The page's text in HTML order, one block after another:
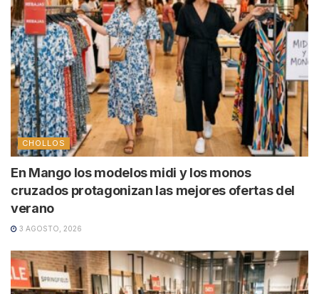
CHOLLOS
En Mango los modelos midi y los monos
cruzados protagonizan las mejores ofertas del
verano
3 AGOSTO, 2026